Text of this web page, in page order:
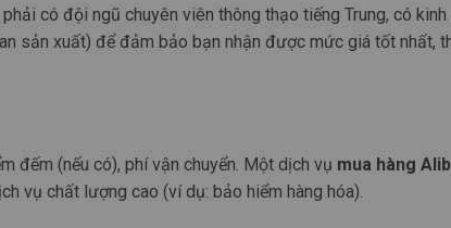
có đội ngũ chuyên viên thông thạo tiếng Trung, có kinh
sản xuất) để đảm bảo bạn nhận được mức giá tốt nhất,
đếm (nếu có), phí vận chuyển. Một dịch vụ mua hàng
vụ chất lượng cao (ví dụ: bảo hiểm hàng hóa).